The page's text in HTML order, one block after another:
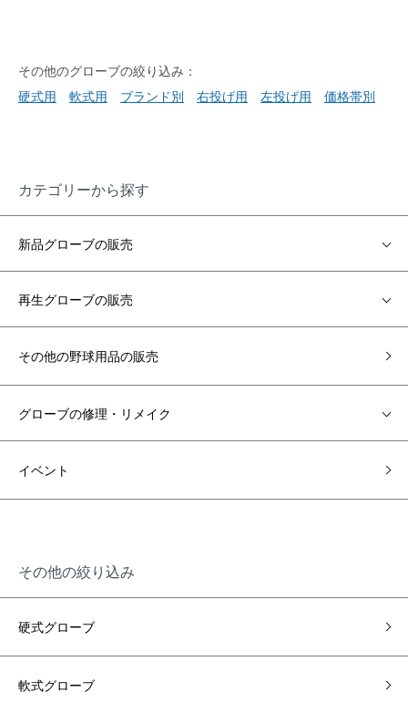
その他のグローブの絞り込み：
硬式用
軟式用 ブランド別 右投げ用 左投げ用 価格帯別
カテゴリーから探す
新品グローブの販売
再生グローブの販売
その他の野球用品の販売
グローブの修理・リメイク
イベント
その他の絞り込み
硬式グローブ
軟式グローブ